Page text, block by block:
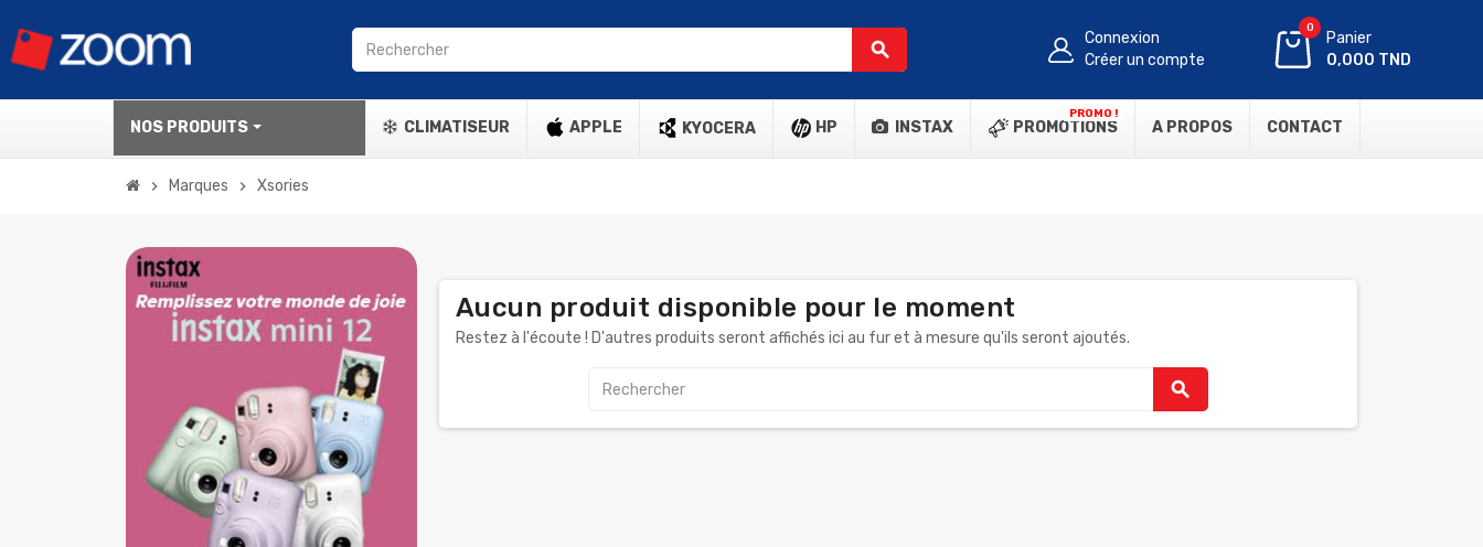
search
Connexion
Créer un compte
0
Panier
0,000 TND
NOS PRODUITS CLIMATISEUR APPLE KYOCERA HP INSTAX PROMOTIONS
PROMO !
A PROPOS CONTACT
chevron_right Marques chevron_right Xsories
Aucun produit disponible pour le moment
Restez à l'écoute ! D'autres produits seront affichés ici au fur et à mesure qu'ils seront ajoutés.
search